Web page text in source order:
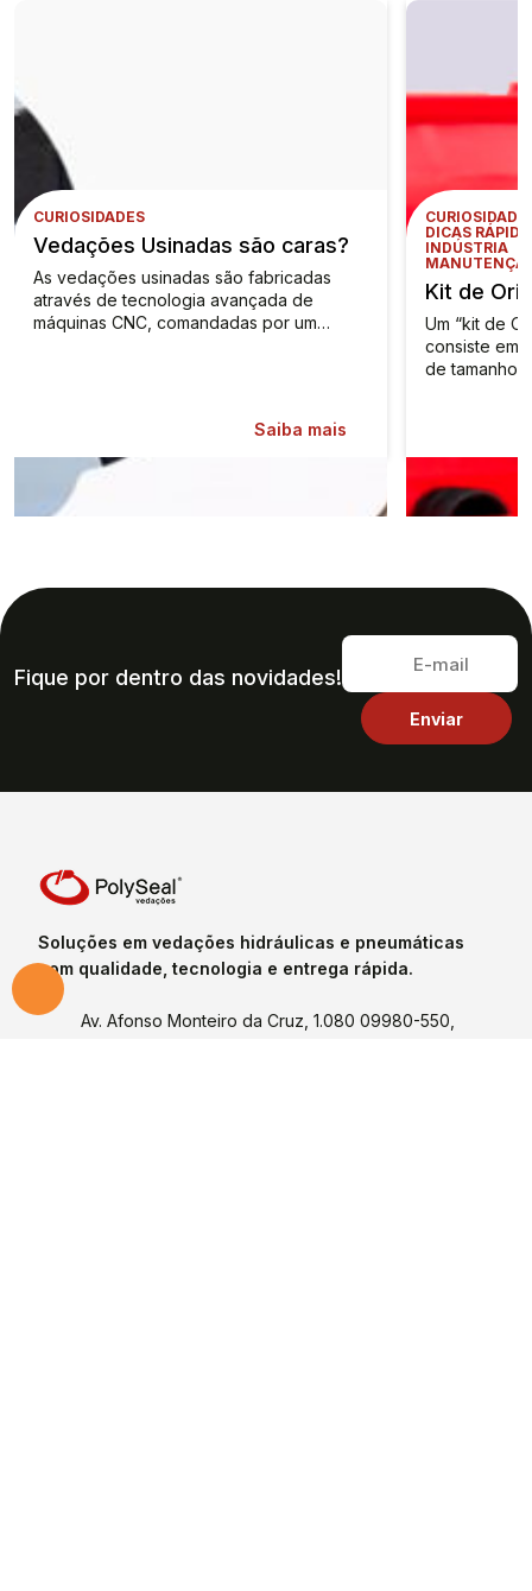
CURIOSIDADES
Vedações Usinadas são caras?
As vedações usinadas são fabricadas
através de tecnologia avançada de
máquinas CNC, comandadas por um…
Saiba mais
DICAS
INDÚSTRIA
Kit de
Um “kit de
consiste em
de
Fique por dentro das novidades!
Soluções em vedações hidráulicas e pneumáticas
com qualidade, tecnologia e entrega rápida.
Av. Afonso Monteiro da Cruz, 1.080 09980-550,